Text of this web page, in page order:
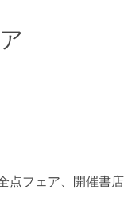
点フェア、開催書